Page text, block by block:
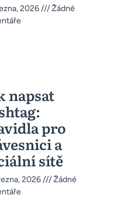
2026
Žádné
napsat
pro
a
sítě
2026
Žádné